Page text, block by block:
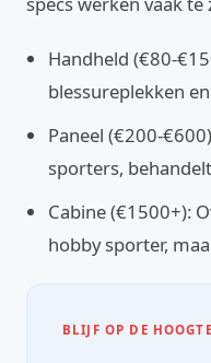
Handheld (€80-
blessureplekken
Paneel (€200-
sporters,
Cabine (€1500+):
hobby sporter,
BLIJF OP DE HOOGTE